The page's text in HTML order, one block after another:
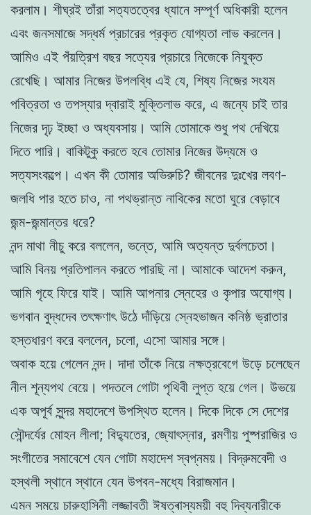
করলাম। শীঘ্রই তাঁরা সত্যতত্বের ধ্যানে সম্পূর্ণ অধিকারী হলেন
এবং জনসমাজে সদ্ধর্ম প্রচারের প্রকৃত যোগ্যতা লাভ করলেন।
আমিও এই পঁয়ত্রিশ বছর সত্যের প্রচারে নিজেকে নিযুক্ত
রেখেছি। আমার নিজের উপলব্ধি এই যে, শিষ্য নিজের সংযম
পবিত্রতা ও তপস্যার দ্বারাই মুক্তিলাভ করে, এ জন্যে চাই তার
নিজের দৃঢ় ইচ্ছা ও অধ্যবসায়। আমি তোমাকে শুধু পথ দেখিয়ে
দিতে পারি। বাকিটুকু করতে হবে তোমার নিজের উদ্যমে ও
সত্যসংকল্পে। এখন কী তোমার অভিরুচি? জীবনের দুঃখের লবণ-
জলধি পার হতে চাও, না পথভ্রান্ত নাবিকের মতো ঘুরে বেড়াবে
জন্ম-জন্মান্তর ধরে?
নন্দ মাথা নীচু করে বললেন, ভন্তে, আমি অত্যন্ত দুর্বলচেতা।
আমি বিনয় প্রতিপালন করতে পারছি না। আমাকে আদেশ করুন,
আমি গৃহে ফিরে যাই। আমি আপনার স্নেহের ও কৃপার অযোগ্য।
ভগবান বুদ্ধদেব তৎক্ষণাৎ উঠে দাঁড়িয়ে স্নেহভাজন কনিষ্ঠ ভ্রাতার
হস্তধারণ করে বললেন, চলো, এসো আমার সঙ্গে।
অবাক হয়ে গেলেন নন্দ। দাদা তাঁকে নিয়ে নক্ষত্রবেগে উড়ে চলেছেন
নীল শূন্যপথ বেয়ে। পদতলে গোটা পৃথিবী লুপ্ত হয়ে গেল। উভয়ে
এক অপূর্ব সুন্দর মহাদেশে উপস্থিত হলেন। দিকে দিকে সে দেশের
সৌন্দর্যের মোহন লীলা; বিদ্যুতের, জ্যোৎস্নার, রমণীয় পুষ্পরাজির ও
সংগীতের সমাবেশে যেন গোটা মহাদেশ স্বপ্নময়। বিদ্রুমবেদী ও
হস্থলী স্থানে স্থানে যেন উপবন-মধ্যে বিরাজমান।
এমন সময়ে চারুহাসিনী লজ্জাবতী ঈষত্ৰাস্যময়ী বহু দিব্যনারীকে